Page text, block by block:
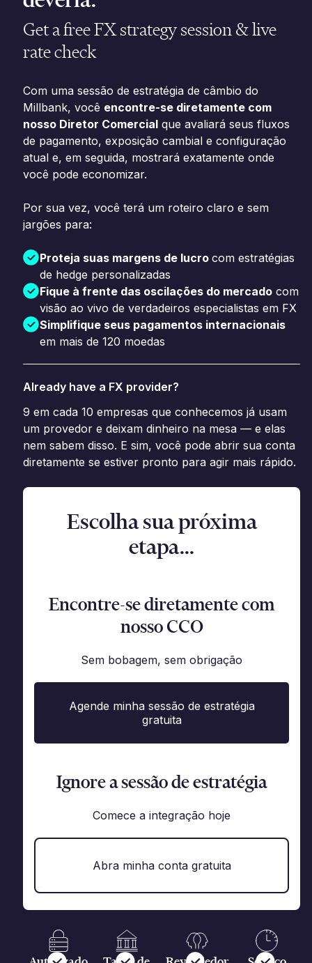
Get a free FX strategy session & live
rate check
Com uma sessão de estratégia de câmbio do
Millbank, você encontre-se diretamente com
nosso Diretor Comercial que avaliará seus fluxos
de pagamento, exposição cambial e configuração
atual e, em seguida, mostrará exatamente onde
você pode economizar.
Por sua vez, você terá um roteiro claro e sem
jargões para:
Proteja suas margens de lucrocom estratégias
de hedge personalizadas
Fique à frente das oscilações do mercado com
visão ao vivo de verdadeiros especialistas em FX
Simplifique seus pagamentos internacionais
em mais de 120 moedas
Already have a FX provider?
9 em cada 10 empresas que conhecemos já usam
um provedor e deixam dinheiro na mesa — e elas
nem sabem disso. E sim, você pode abrir sua conta
diretamente se estiver pronto para agir mais rápido.
Escolha sua próxima
etapa...
Encontre-se diretamente com
nosso CCO
Sem bobagem, sem obrigação
Agende minha sessão de estratégia
gratuita
Ignore a sessão de estratégia
Comece a integração hoje
Abra minha conta gratuita